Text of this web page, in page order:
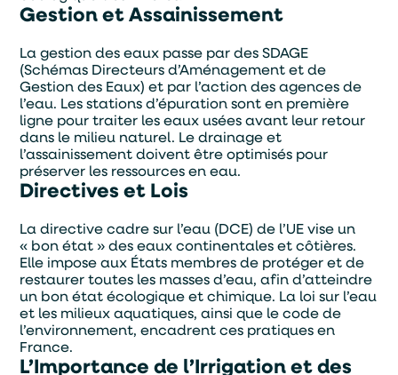
Téléphone Mail
En soumettant ce formulaire, j'accepte que les
informations saisies soient exploitées par TASO
dans le cadre de ma demande de devis.
Gestion et Assainissement
La gestion des eaux passe par des SDAGE
(Schémas Directeurs d’Aménagement et de
Gestion des Eaux) et par l’action des agences de
l’eau. Les stations d’épuration sont en première
ligne pour traiter les eaux usées avant leur retour
dans le milieu naturel. Le drainage et
l’assainissement doivent être optimisés pour
préserver les ressources en eau.
Directives et Lois
La directive cadre sur l’eau (DCE) de l’UE vise un
« bon état » des eaux continentales et côtières.
Elle impose aux États membres de protéger et de
restaurer toutes les masses d’eau, afin d’atteindre
un bon état écologique et chimique. La loi sur l’eau
et les milieux aquatiques, ainsi que le code de
l’environnement, encadrent ces pratiques en
France.
L’Importance de l’Irrigation et des